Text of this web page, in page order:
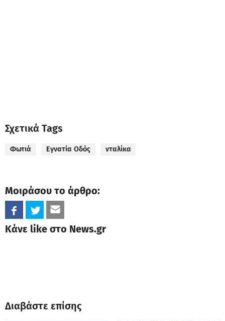
Σχετικά Tags
Φωτιά Εγνατία Οδός νταλίκα
Μοιράσου το άρθρο:
Κάνε like στο News.gr
Διαβάστε επίσης